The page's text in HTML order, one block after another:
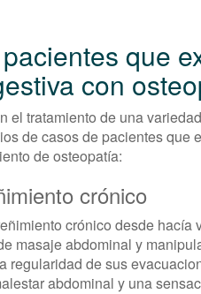
que
con
el tratamiento de una
de casos de pacientes que
de osteopatía:
crónico
crónico desde hacía
masaje abdominal y
regularidad de sus
abdominal y una